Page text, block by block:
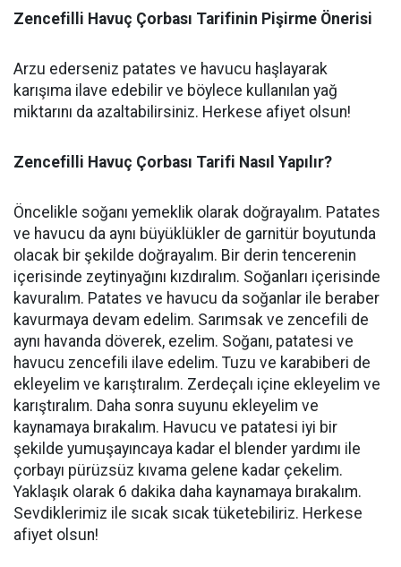
Zencefilli Havuç Çorbası Tarifinin Pişirme Önerisi
Arzu ederseniz patates ve havucu haşlayarak
karışıma ilave edebilir ve böylece kullanılan yağ
miktarını da azaltabilirsiniz. Herkese afiyet olsun!
Zencefilli Havuç Çorbası Tarifi Nasıl Yapılır?
Öncelikle soğanı yemeklik olarak doğrayalım. Patates
ve havucu da aynı büyüklükler de garnitür boyutunda
olacak bir şekilde doğrayalım. Bir derin tencerenin
içerisinde zeytinyağını kızdıralım. Soğanları içerisinde
kavuralım. Patates ve havucu da soğanlar ile beraber
kavurmaya devam edelim. Sarımsak ve zencefili de
aynı havanda döverek, ezelim. Soğanı, patatesi ve
havucu zencefili ilave edelim. Tuzu ve karabiberi de
ekleyelim ve karıştıralım. Zerdeçalı içine ekleyelim ve
karıştıralım. Daha sonra suyunu ekleyelim ve
kaynamaya bırakalım. Havucu ve patatesi iyi bir
şekilde yumuşayıncaya kadar el blender yardımı ile
çorbayı pürüzsüz kıvama gelene kadar çekelim.
Yaklaşık olarak 6 dakika daha kaynamaya bırakalım.
Sevdiklerimiz ile sıcak sıcak tüketebiliriz. Herkese
afiyet olsun!